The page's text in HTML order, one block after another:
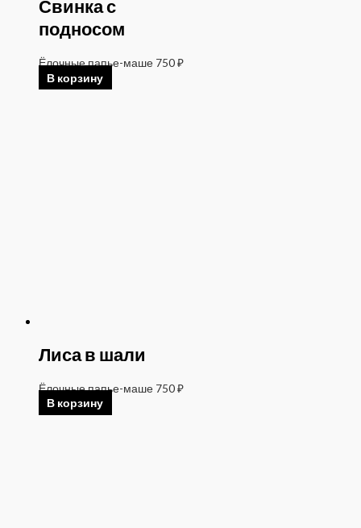
Свинка с
подносом
Ёлочные папье-маше 750₽
В корзину
Лиса в шали
Ёлочные папье-маше 750₽
В корзину